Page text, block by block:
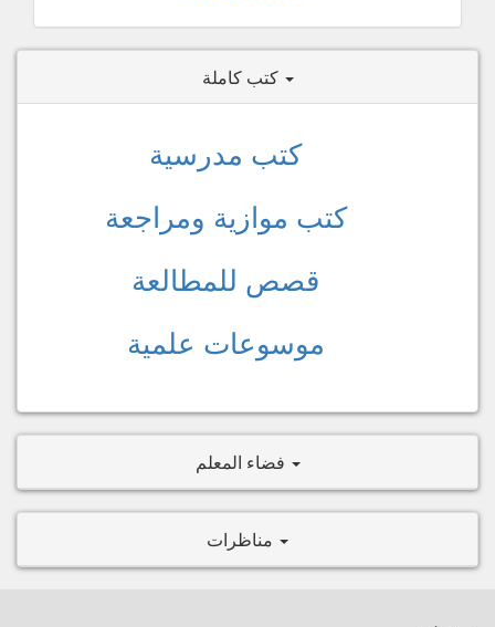
كتب كاملة
كتب مدرسية
كتب موازية ومراجعة
قصص للمطالعة
موسوعات علمية
فضاء المعلم
مناظرات